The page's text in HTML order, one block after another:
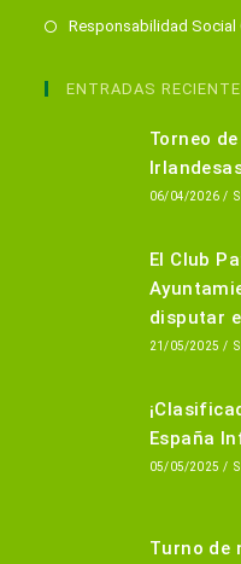
Responsabilidad Social
ENTRADAS
Torneo
06/04/2026 /
El Club
disputar
21/05/2025 /
España
05/05/2025 /
Turno de